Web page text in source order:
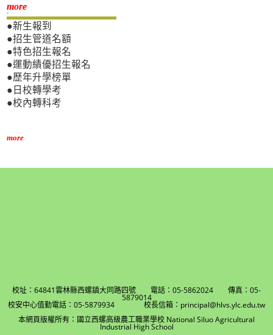
more新生專區
●新生報到
●招生管道名額
●特色招生報名
●運動績優招生報名
●歷年升學榜單
●日校轉學考
●校內轉科考
more
校址：64841雲林縣西螺鎮大同路四號 電話：05-5862024 傳真：05-
5879014
校安中心值勤電話：05-5879934 校長信箱：principal@hlvs.ylc.edu.tw
本網頁版權所有：國立西螺高級農工職業學校 National Siluo Agricultural
Industrial High School